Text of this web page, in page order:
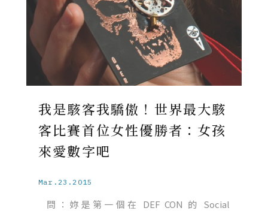
我是駭客我驕傲！世界最大駭
客比賽首位女性優勝者：女孩
來愛數字吧
Mar.23.2015
問：妳是第一個在 DEF CON 的 Social